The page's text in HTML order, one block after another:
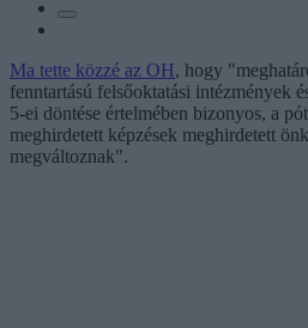
Ma tette közzé az OH, hogy
fenntartású felsőoktatási intézmények
5-ei döntése értelmében bizonyos, a
meghirdetett képzések meghirdetett
megváltoznak".